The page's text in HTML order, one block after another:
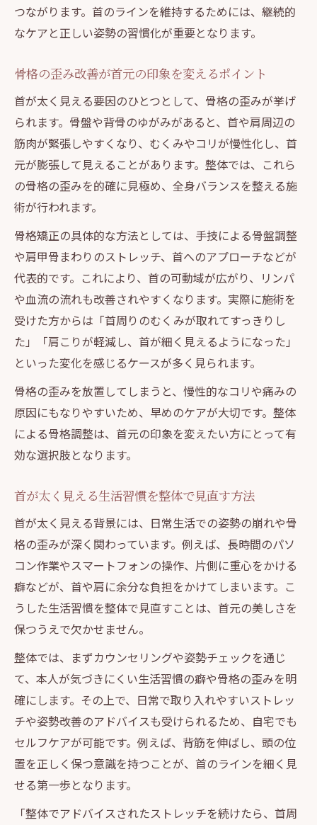
つながります。首のラインを維持するためには、継続的
なケアと正しい姿勢の習慣化が重要となります。
骨格の歪み改善が首元の印象を変えるポイント
首が太く見える要因のひとつとして、骨格の歪みが挙げ
られます。骨盤や背骨のゆがみがあると、首や肩周辺の
筋肉が緊張しやすくなり、むくみやコリが慢性化し、首
元が膨張して見えることがあります。整体では、これら
の骨格の歪みを的確に見極め、全身バランスを整える施
術が行われます。
骨格矯正の具体的な方法としては、手技による骨盤調整
や肩甲骨まわりのストレッチ、首へのアプローチなどが
代表的です。これにより、首の可動域が広がり、リンパ
や血流の流れも改善されやすくなります。実際に施術を
受けた方からは「首周りのむくみが取れてすっきりし
た」「肩こりが軽減し、首が細く見えるようになった」
といった変化を感じるケースが多く見られます。
骨格の歪みを放置してしまうと、慢性的なコリや痛みの
原因にもなりやすいため、早めのケアが大切です。整体
による骨格調整は、首元の印象を変えたい方にとって有
効な選択肢となります。
首が太く見える生活習慣を整体で見直す方法
首が太く見える背景には、日常生活での姿勢の崩れや骨
格の歪みが深く関わっています。例えば、長時間のパソ
コン作業やスマートフォンの操作、片側に重心をかける
癖などが、首や肩に余分な負担をかけてしまいます。こ
うした生活習慣を整体で見直すことは、首元の美しさを
保つうえで欠かせません。
整体では、まずカウンセリングや姿勢チェックを通じ
て、本人が気づきにくい生活習慣の癖や骨格の歪みを明
確にします。その上で、日常で取り入れやすいストレッ
チや姿勢改善のアドバイスも受けられるため、自宅でも
セルフケアが可能です。例えば、背筋を伸ばし、頭の位
置を正しく保つ意識を持つことが、首のラインを細く見
せる第一歩となります。
「整体でアドバイスされたストレッチを続けたら、首周